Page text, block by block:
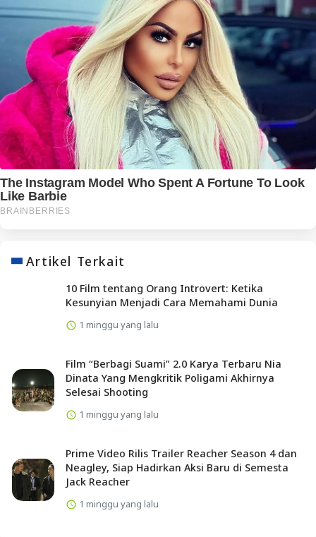
Artikel Terkait
10 Film tentang Orang Introvert: Ketika
Kesunyian Menjadi Cara Memahami Dunia
1 minggu yang lalu
Film “Berbagi Suami” 2.0 Karya Terbaru Nia
Dinata Yang Mengkritik Poligami Akhirnya
Selesai Shooting
1 minggu yang lalu
Prime Video Rilis Trailer Reacher Season 4 dan
Neagley, Siap Hadirkan Aksi Baru di Semesta
Jack Reacher
1 minggu yang lalu